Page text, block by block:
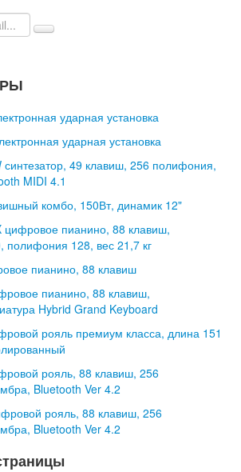
ударная установка
ударная установка
синтезатор, 49 клавиш, 256 полифония,
MIDI 4.1
комбо, 150Вт, динамик 12"
цифровое пианино, 88 клавиш,
полифония 128, вес 21,7 кг
пианино, 88 клавиш
пианино, 88 клавиш,
Hybrid Grand Keyboard
рояль премиум класса, длина 151
рояль, 88 клавиш, 256
Bluetooth Ver 4.2
рояль, 88 клавиш, 256
Bluetooth Ver 4.2